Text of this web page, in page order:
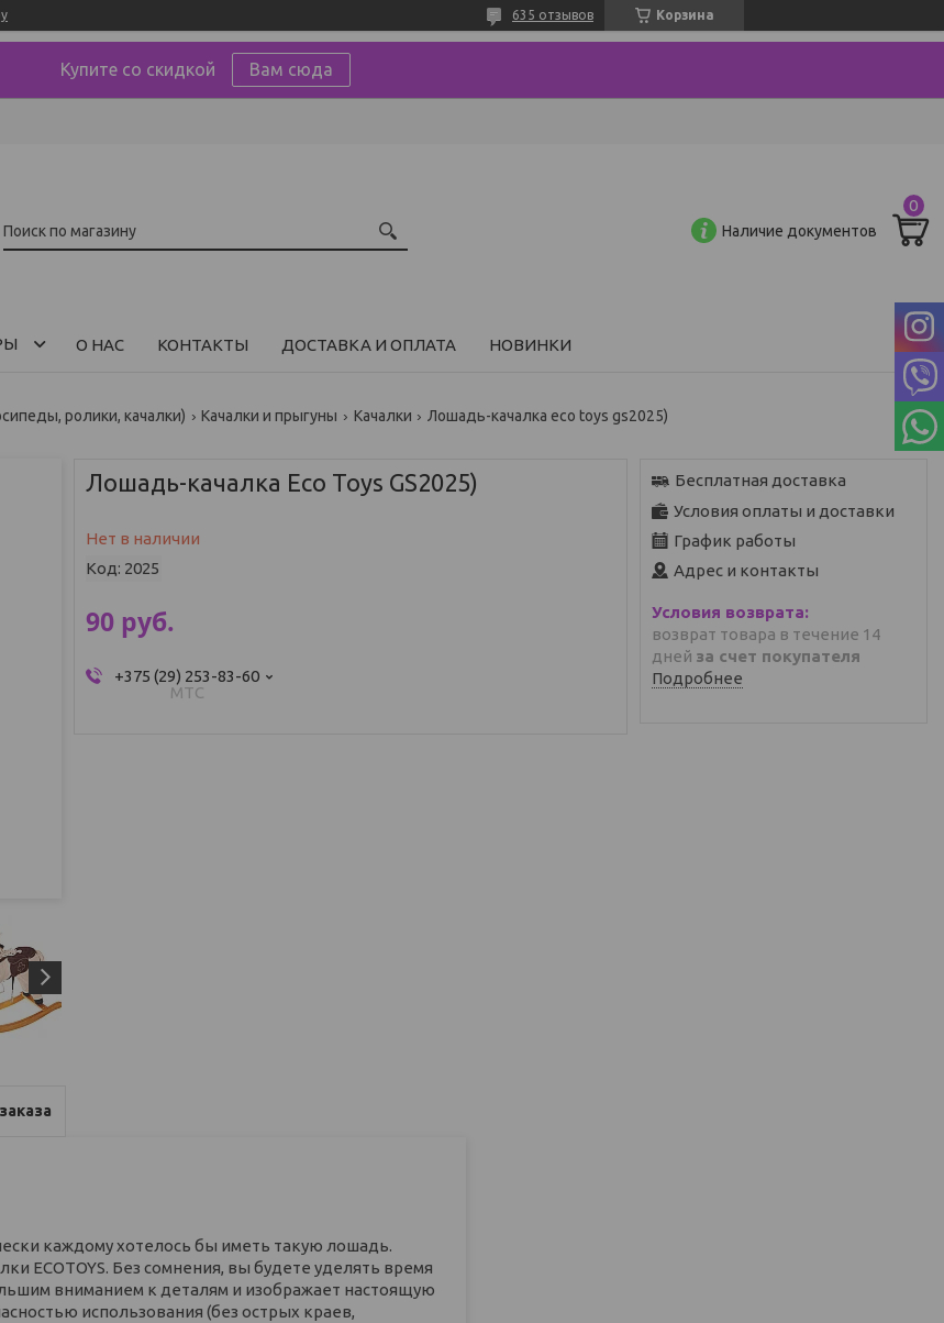
Корзина
635 отзывов
Купите со скидкой Вам сюда
Наличие документов
О НАС КОНТАКТЫ ДОСТАВКА И ОПЛАТА НОВИНКИ
ролики, качалки) Качалки и прыгуны Качалки Лошадь-качалка eco toys gs2025)
Лошадь-качалка Eco Toys GS2025)
Нет в наличии
Код: 2025
90 руб.
+375 (29) 253-83-60
МТС
Бесплатная доставка
Условия оплаты и доставки
График работы
Адрес и контакты
возврат товара в течение 14
дней за счет покупателя
Подробнее
каждому хотелось бы иметь такую лошадь.
ECOTOYS. Без сомнения, вы будете уделять время
вниманием к деталям и изображает настоящую
использования (без острых краев,